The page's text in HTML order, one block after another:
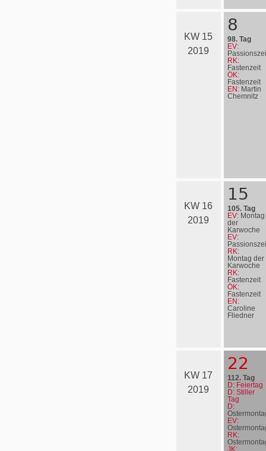
KW 15
2019
8
98. Tag
EV:
RK:
Fastenzeit
ÖK:
Fastenzeit
EN: Martin
Chemnitz
KW 16
2019
15
105. Tag
EV: Montag
der
Karwoche
EV:
RK:
Montag der
Karwoche
RK:
Fastenzeit
ÖK:
Fastenzeit
EN:
Caroline
Fliedner
KW 17
2019
22
112. Tag
D: Feiertag
D: Stiller
Tag
D:
EV:
RK:
JK: